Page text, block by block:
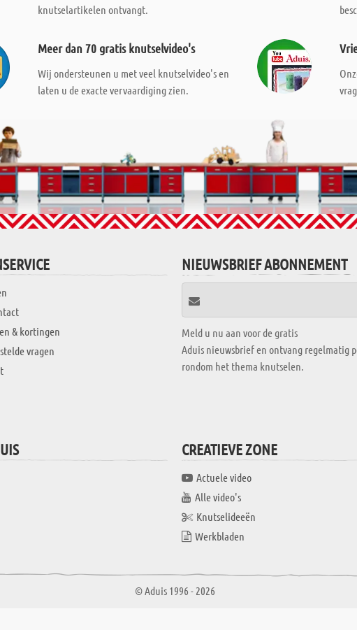
knutselartikelen ontvangt.
Meer dan 70 gratis knutselvideo's
Wij ondersteunen u met veel knutselvideo's en
laten u de exacte vervaardiging zien.
& kortingen
vragen
NIEUWSBRIEF ABONNEMENT
Meld u nu aan voor de gratis
Aduis nieuwsbrief en ontvang regelmatig
rondom het thema knutselen.
CREATIEVE ZONE
Actuele video
Alle video's
Knutselideeën
Werkbladen
© Aduis 1996 - 2026